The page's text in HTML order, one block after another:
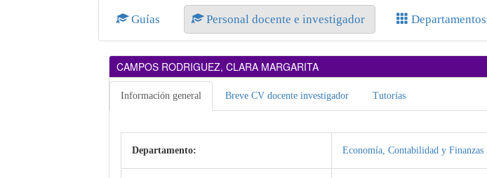
Guías Personal docente e investigador Departamentos
CAMPOS RODRIGUEZ, CLARA MARGARITA
Información general Breve CV docente investigador Tutorías
Departamento: Economía, Contabilidad y Finanzas